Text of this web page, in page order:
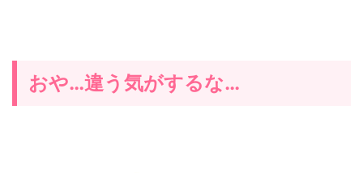
おや…違う気がするな…